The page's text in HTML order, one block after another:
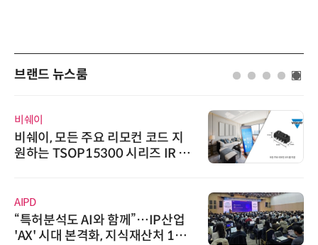
브랜드 뉴스룸
든 주요 리모컨 코드 지
시리즈 IR 수
도 AI와 함께”…IP산업
격화, 지식재산처 1호
시큐어링크
시큐어링
흥원 AI
정
슈퍼솔루션
슈퍼솔루
ooling